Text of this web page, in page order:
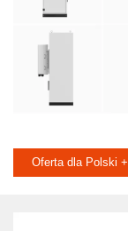
Oferta dla Polski +